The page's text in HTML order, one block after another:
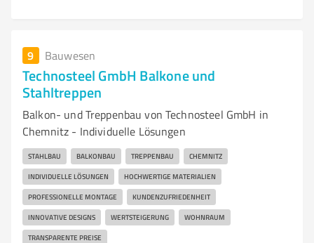
9 Bauwesen
Technosteel GmbH Balkone und
Stahltreppen
Balkon- und Treppenbau von Technosteel GmbH in
Chemnitz - Individuelle Lösungen
STAHLBAU BALKONBAU TREPPENBAU CHEMNITZ
INDIVIDUELLE LÖSUNGEN HOCHWERTIGE MATERIALIEN
PROFESSIONELLE MONTAGE KUNDENZUFRIEDENHEIT
INNOVATIVE DESIGNS WERTSTEIGERUNG WOHNRAUM
TRANSPARENTE PREISE